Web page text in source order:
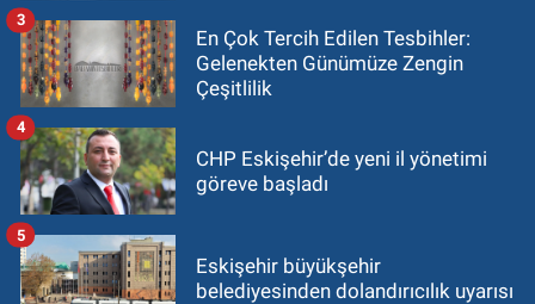
En Çok Tercih Edilen Tesbihler:
Gelenekten Günümüze Zengin
Çeşitlilik
3
CHP Eskişehir’de yeni il yönetimi
göreve başladı
4
Eskişehir büyükşehir
belediyesinden dolandırıcılık uyarısı
5